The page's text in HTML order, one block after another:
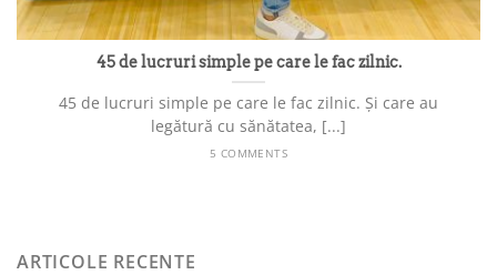
45 de lucruri simple pe care le fac zilnic.
45 de lucruri simple pe care le fac zilnic. Și care au
legătură cu sănătatea, [...]
5 COMMENTS
ARTICOLE RECENTE